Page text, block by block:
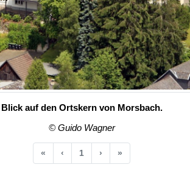
Blick auf den Ortskern von Morsbach.
© Guido Wagner
« Anfang
‹ Vorherige
1 › Nächste
»